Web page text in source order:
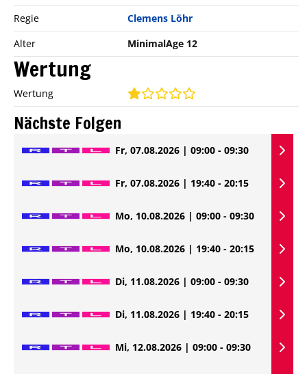
Regie
Clemens Löhr
Alter
MinimalAge 12
Wertung
Wertung
Nächste Folgen
Fr, 07.08.2026 | 09:00 - 09:30
Fr, 07.08.2026 | 19:40 - 20:15
Mo, 10.08.2026 | 09:00 - 09:30
Mo, 10.08.2026 | 19:40 - 20:15
Di, 11.08.2026 | 09:00 - 09:30
Di, 11.08.2026 | 19:40 - 20:15
Mi, 12.08.2026 | 09:00 - 09:30